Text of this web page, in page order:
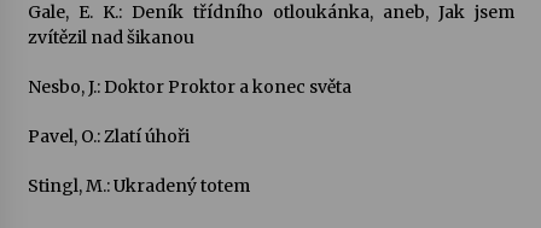
Gale, E. K.: Deník třídního otloukánka, aneb, Jak jsem
zvítězil nad šikanou
Nesbo, J.: Doktor Proktor a konec světa
Pavel, O.: Zlatí úhoři
Stingl, M.: Ukradený totem